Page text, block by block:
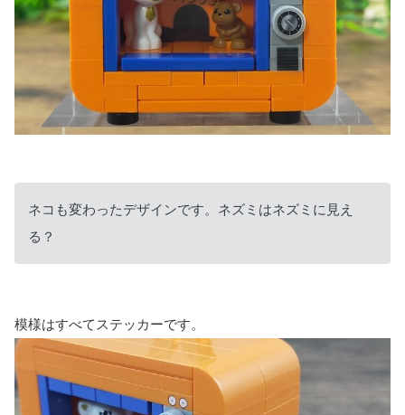
ネコも変わったデザインです。ネズミはネズミに見え
る？
模様はすべてステッカーです。